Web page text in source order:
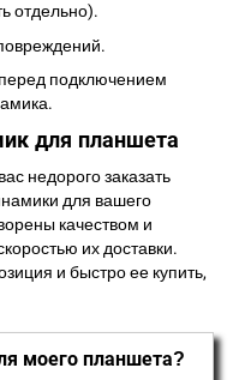
отдельно).
подключением
для планшета
недорого заказать
для вашего
качеством и
их доставки.
и быстро ее купить,
моего планшета?